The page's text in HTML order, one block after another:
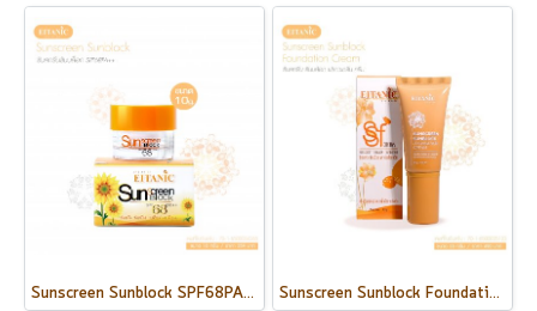
Sunscreen Sunblock SPF68PA++ / 10 กรัม Sunscreen Sunblock Foundation Cream 35 g.